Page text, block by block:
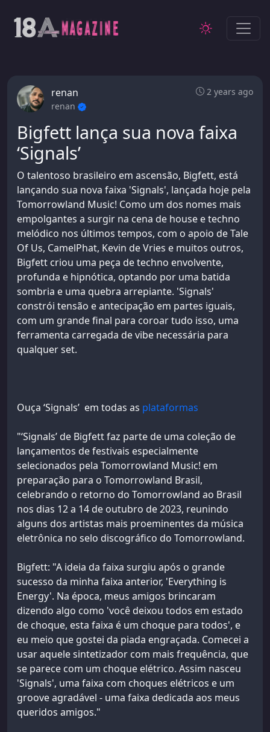
renan
2 years ago
renan
Bigfett lança sua nova faixa
‘Signals’
O talentoso brasileiro em ascensão, Bigfett, está
lançando sua nova faixa 'Signals', lançada hoje pela
Tomorrowland Music! Como um dos nomes mais
empolgantes a surgir na cena de house e techno
melódico nos últimos tempos, com o apoio de Tale
Of Us, CamelPhat, Kevin de Vries e muitos outros,
Bigfett criou uma peça de techno envolvente,
profunda e hipnótica, optando por uma batida
sombria e uma quebra arrepiante. 'Signals'
constrói tensão e antecipação em partes iguais,
com um grande final para coroar tudo isso, uma
ferramenta carregada de vibe necessária para
qualquer set.
Ouça ‘Signals’ em todas as plataformas
"‘Signals’ de Bigfett faz parte de uma coleção de
lançamentos de festivais especialmente
selecionados pela Tomorrowland Music! em
preparação para o Tomorrowland Brasil,
celebrando o retorno do Tomorrowland ao Brasil
nos dias 12 a 14 de outubro de 2023, reunindo
alguns dos artistas mais proeminentes da música
eletrônica no selo discográfico do Tomorrowland.
Bigfett: "A ideia da faixa surgiu após o grande
sucesso da minha faixa anterior, 'Everything is
Energy'. Na época, meus amigos brincaram
dizendo algo como 'você deixou todos em estado
de choque, esta faixa é um choque para todos', e
eu meio que gostei da piada engraçada. Comecei a
usar aquele sintetizador com mais frequência, que
se parece com um choque elétrico. Assim nasceu
'Signals', uma faixa com choques elétricos e um
groove agradável - uma faixa dedicada aos meus
queridos amigos."